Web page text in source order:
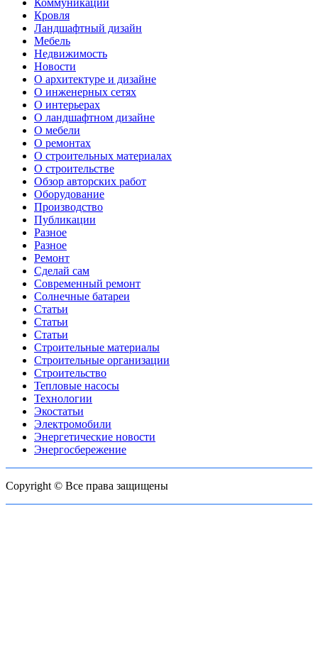
Коммуникации
Кровля
Ландшафтный дизайн
Мебель
Недвижимость
Новости
О архитектуре и дизайне
О инженерных сетях
О интерьерах
О ландшафтном дизайне
О мебели
О ремонтах
О строительных материалах
О строительстве
Обзор авторских работ
Оборудование
Производство
Публикации
Разное
Разное
Ремонт
Сделай сам
Современный ремонт
Солнечные батареи
Статьи
Статьи
Статьи
Строительные материалы
Строительные организации
Строительство
Тепловые насосы
Технологии
Экостатьи
Электромобили
Энергетические новости
Энергосбережение
Copyright © Все права защищены